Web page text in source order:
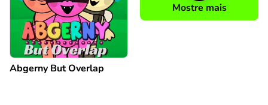
Abgerny But Overlap
Mostre mais